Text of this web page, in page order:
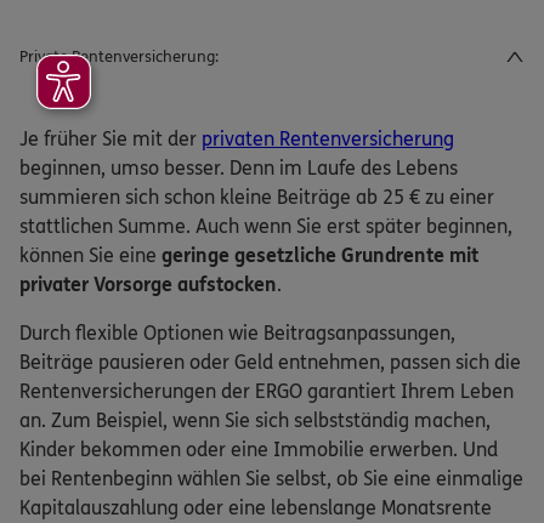
Private Rentenversicherung:
Je früher Sie mit der privaten Rentenversicherung
beginnen, umso besser. Denn im Laufe des Lebens
summieren sich schon kleine Beiträge ab 25 € zu einer
stattlichen Summe. Auch wenn Sie erst später beginnen,
können Sie eine geringe gesetzliche Grundrente mit
privater Vorsorge aufstocken.
Durch flexible Optionen wie Beitragsanpassungen,
Beiträge pausieren oder Geld entnehmen, passen sich die
Rentenversicherungen der ERGO garantiert Ihrem Leben
an. Zum Beispiel, wenn Sie sich selbstständig machen,
Kinder bekommen oder eine Immobilie erwerben. Und
bei Rentenbeginn wählen Sie selbst, ob Sie eine einmalige
Kapitalauszahlung oder eine lebenslange Monatsrente